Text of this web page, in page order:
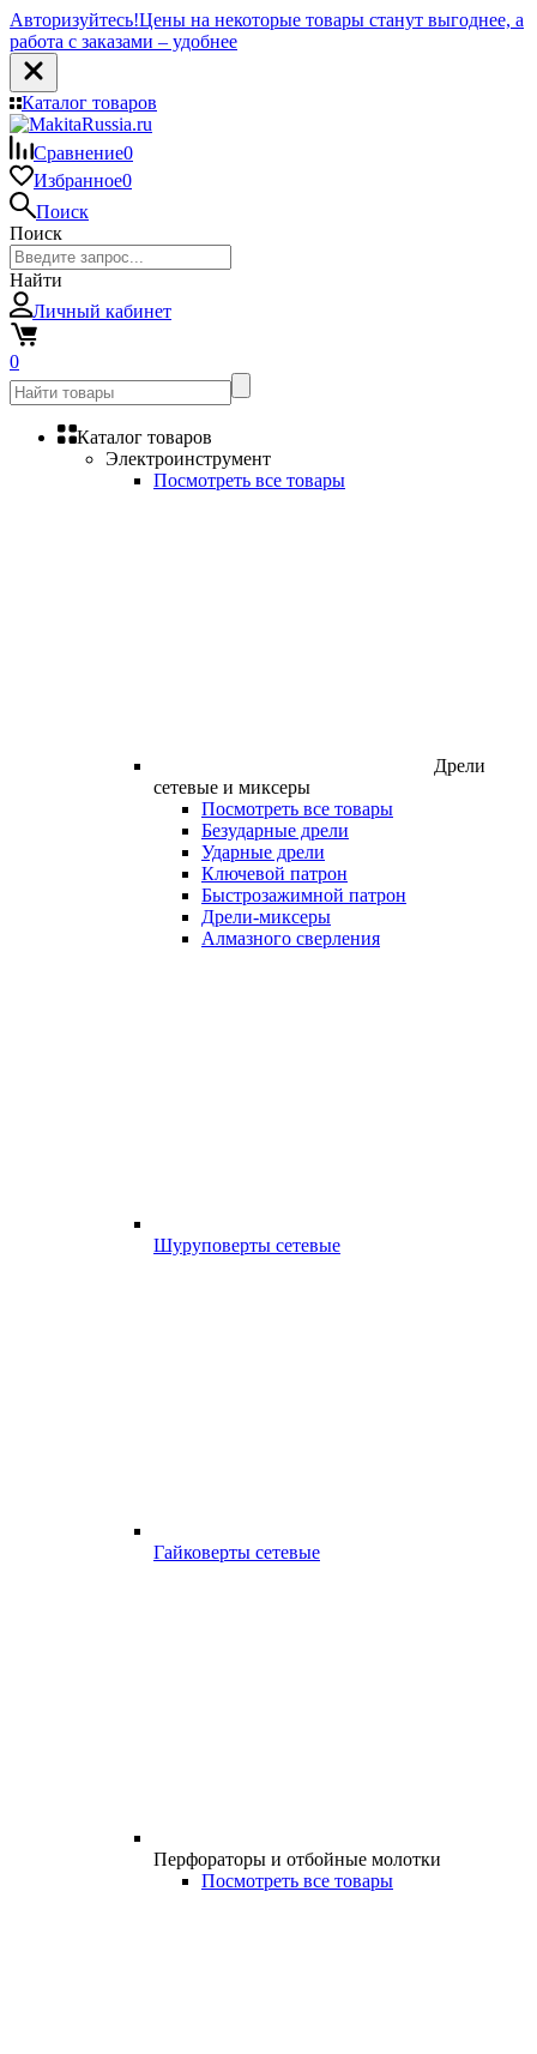
Авторизуйтесь!Цены на некоторые товары станут выгоднее, а
работа с заказами – удобнее
Каталог товаров
Сравнение0
Избранное0
Поиск
Поиск
Найти
Личный кабинет
0
Каталог товаров
Электроинструмент
Посмотреть все товары
Дрели
сетевые и миксеры
Посмотреть все товары
Безударные дрели
Ударные дрели
Ключевой патрон
Быстрозажимной патрон
Дрели-миксеры
Алмазного сверления
Шуруповерты сетевые
Гайковерты сетевые
Перфораторы и отбойные молотки
Посмотреть все товары